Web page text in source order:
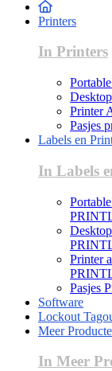
Printers
In Printers
Printer
Pasjes
Labels en
In Labels
Printer
Pasjes
Software
Lockout
Meer
In Meer